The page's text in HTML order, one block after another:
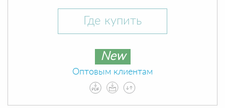
Где купить
New
Оптовым клиентам